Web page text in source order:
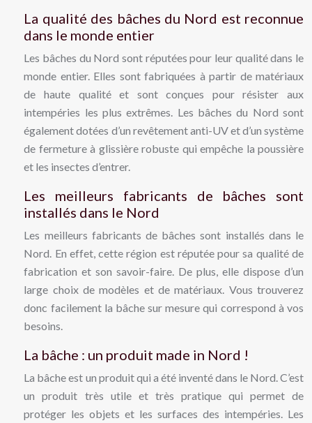
La qualité des bâches du Nord est reconnue
dans le monde entier
Les bâches du Nord sont réputées pour leur qualité dans le
monde entier. Elles sont fabriquées à partir de matériaux
de haute qualité et sont conçues pour résister aux
intempéries les plus extrêmes. Les bâches du Nord sont
également dotées d’un revêtement anti-UV et d’un système
de fermeture à glissière robuste qui empêche la poussière
et les insectes d’entrer.
Les meilleurs fabricants de bâches sont
installés dans le Nord
Les meilleurs fabricants de bâches sont installés dans le
Nord. En effet, cette région est réputée pour sa qualité de
fabrication et son savoir-faire. De plus, elle dispose d’un
large choix de modèles et de matériaux. Vous trouverez
donc facilement la bâche sur mesure qui correspond à vos
besoins.
La bâche : un produit made in Nord !
La bâche est un produit qui a été inventé dans le Nord. C’est
un produit très utile et très pratique qui permet de
protéger les objets et les surfaces des intempéries. Les